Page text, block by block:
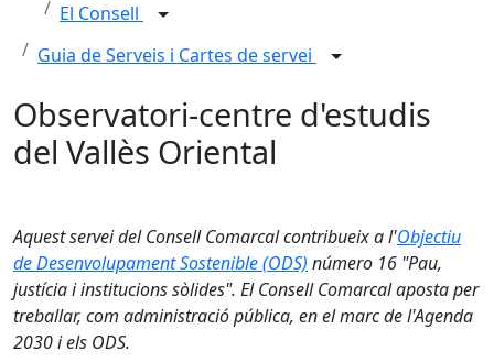
El Consell
Guia de Serveis i Cartes de servei
Observatori-centre d'estudis
del Vallès Oriental
Aquest servei del Consell Comarcal contribueix a l'Objectiu
de Desenvolupament Sostenible (ODS) número 16 "Pau,
justícia i institucions sòlides". El Consell Comarcal aposta per
treballar, com administració pública, en el marc de l'Agenda
2030 i els ODS.